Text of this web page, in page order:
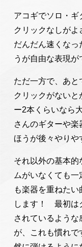
アコギでソロ・ギ
クリックなしがよ
だんだん速くなっ
うが自由な表現が
ただ一方で、あと
クリックがない
ー2本くらいなら
さんのギターや
ほうが後々やりや
それ以外の基本的
ムがいなくても
も楽器を重ねた
します！ 最初は
されているよう
が、これも慣れで